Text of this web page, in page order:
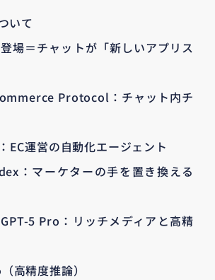
いて
場＝チャットが「新しいアプリス
Protocol：チャット内チ
EC運営の自動化エージェント
：マーケターの手を置き換える
5 Pro：リッチメディアと高精
高精度推論）